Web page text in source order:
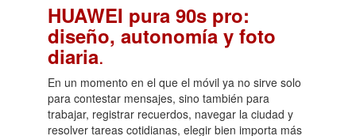
HUAWEI pura 90s pro:
diseño, autonomía y foto
diaria.
En un momento en el que el móvil ya no sirve solo
para contestar mensajes, sino también para
trabajar, registrar recuerdos, navegar la ciudad y
resolver tareas cotidianas, elegir bien importa más